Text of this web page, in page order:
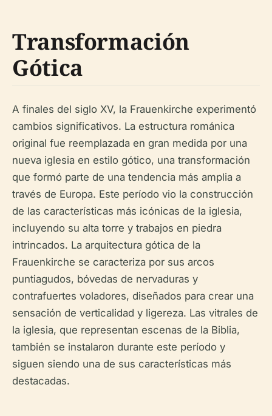
Transformación
Gótica
A finales del siglo XV, la Frauenkirche experimentó
cambios significativos. La estructura románica
original fue reemplazada en gran medida por una
nueva iglesia en estilo gótico, una transformación
que formó parte de una tendencia más amplia a
través de Europa. Este período vio la construcción
de las características más icónicas de la iglesia,
incluyendo su alta torre y trabajos en piedra
intrincados. La arquitectura gótica de la
Frauenkirche se caracteriza por sus arcos
puntiagudos, bóvedas de nervaduras y
contrafuertes voladores, diseñados para crear una
sensación de verticalidad y ligereza. Las vitrales de
la iglesia, que representan escenas de la Biblia,
también se instalaron durante este período y
siguen siendo una de sus características más
destacadas.